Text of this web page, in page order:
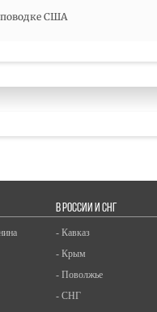
США
В РОССИИ И СНГ
- Кавказ
- Крым
- Поволжье
- СНГ